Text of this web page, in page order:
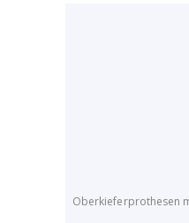
Oberkieferprothesen